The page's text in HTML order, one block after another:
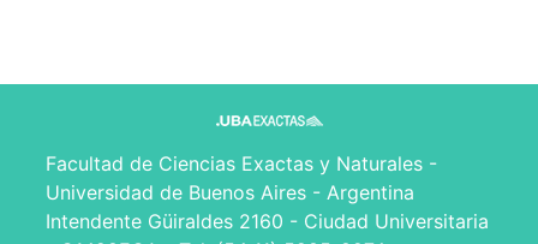
Facultad de Ciencias Exactas y Naturales -
Universidad de Buenos Aires - Argentina
Intendente Güiraldes 2160 - Ciudad Universitaria